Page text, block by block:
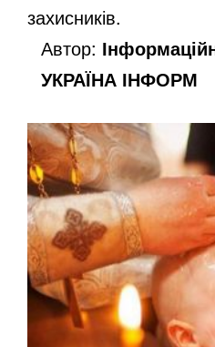
захисників.
Автор:
УКРАЇНА ІНФОРМ